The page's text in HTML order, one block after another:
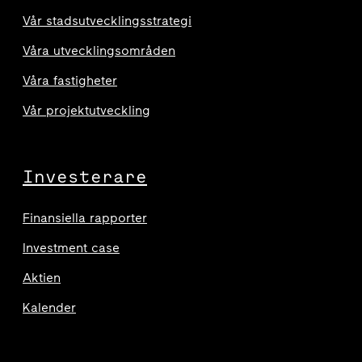
Vår stadsutvecklingsstrategi
Våra utvecklingsområden
Våra fastigheter
Vår projektutveckling
Investerare
Finansiella rapporter
Investment case
Aktien
Kalender